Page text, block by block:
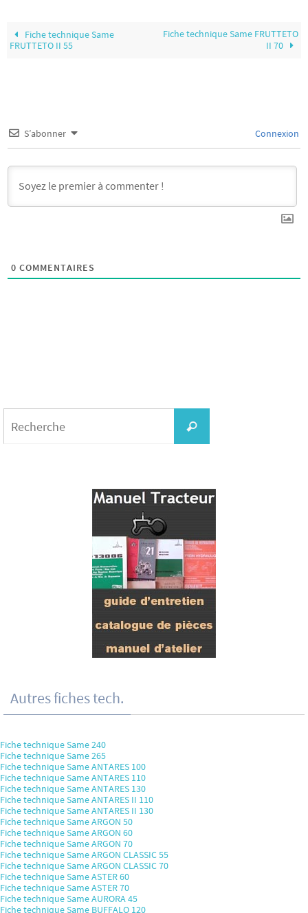
Fiche technique Same
FRUTTETO II 55
Fiche technique Same FRUTTETO
II 70
S’abonner Connexion
0 COMMENTAIRES
Recherche
Autres fiches tech.
Fiche technique Same 240
Fiche technique Same 265
Fiche technique Same ANTARES 100
Fiche technique Same ANTARES 110
Fiche technique Same ANTARES 130
Fiche technique Same ANTARES II 110
Fiche technique Same ANTARES II 130
Fiche technique Same ARGON 50
Fiche technique Same ARGON 60
Fiche technique Same ARGON 70
Fiche technique Same ARGON CLASSIC 55
Fiche technique Same ARGON CLASSIC 70
Fiche technique Same ASTER 60
Fiche technique Same ASTER 70
Fiche technique Same AURORA 45
Fiche technique Same BUFFALO 120